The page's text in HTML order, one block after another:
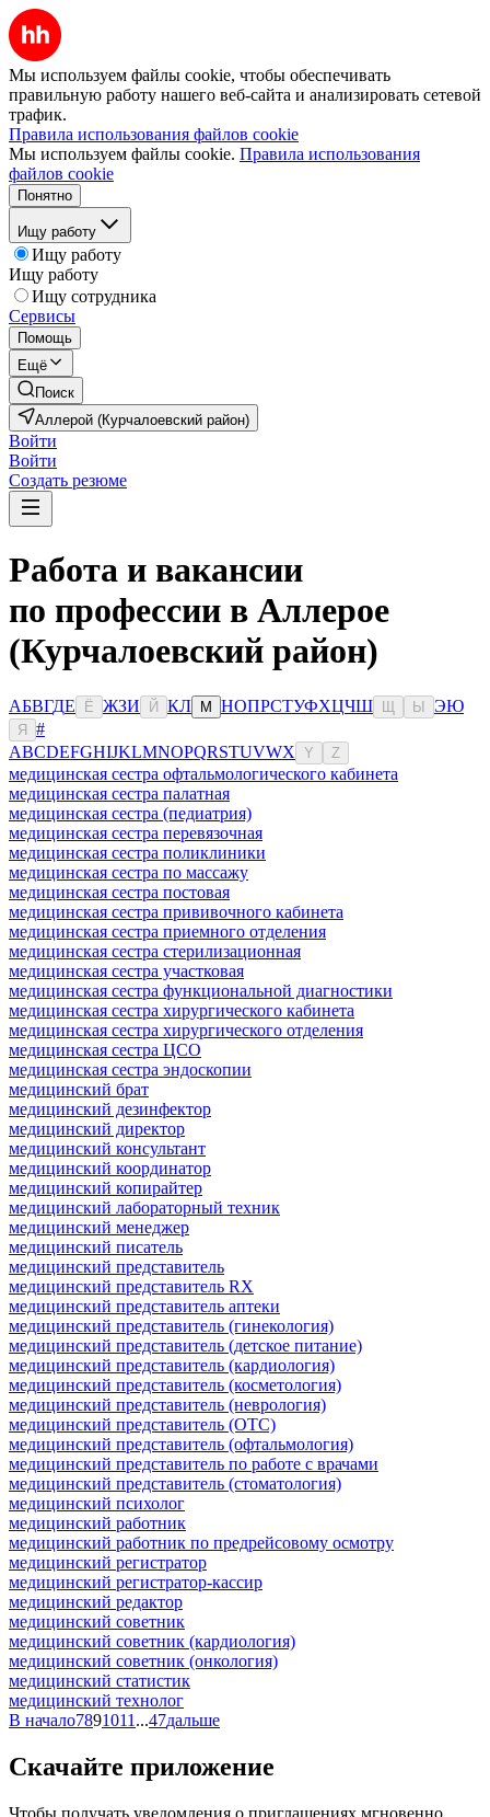
Мы используем файлы cookie, чтобы обеспечивать
правильную работу нашего веб-сайта и анализировать сетевой
трафик.
Правила использования файлов cookie
Мы используем файлы cookie. Правила использования
файлов cookie
Понятно
Ищу работу
Ищу работу
Ищу работу
Ищу сотрудника
Сервисы
Помощь
Ещё
Поиск
Аллерой (Курчалоевский район)
Войти
Войти
Создать резюме
Работа и вакансии
по профессии в Аллерое
(Курчалоевский район)
АБВГДЕ Ё ЖЗИ Й КЛ М НОПРСТУФХЦЧШ Ы ЭЮ
Я
#
ABCDEFGHIJKLMNOPQRSTUVWX Y Z
медицинская сестра офтальмологического кабинета
медицинская сестра палатная
медицинская сестра (педиатрия)
медицинская сестра перевязочная
медицинская сестра поликлиники
медицинская сестра по массажу
медицинская сестра постовая
медицинская сестра прививочного кабинета
медицинская сестра приемного отделения
медицинская сестра стерилизационная
медицинская сестра участковая
медицинская сестра функциональной диагностики
медицинская сестра хирургического кабинета
медицинская сестра хирургического отделения
медицинская сестра ЦСО
медицинская сестра эндоскопии
медицинский брат
медицинский дезинфектор
медицинский директор
медицинский консультант
медицинский координатор
медицинский копирайтер
медицинский лабораторный техник
медицинский менеджер
медицинский писатель
медицинский представитель
медицинский представитель RX
медицинский представитель аптеки
медицинский представитель (гинекология)
медицинский представитель (детское питание)
медицинский представитель (кардиология)
медицинский представитель (косметология)
медицинский представитель (неврология)
медицинский представитель (ОТС)
медицинский представитель (офтальмология)
медицинский представитель по работе с врачами
медицинский представитель (стоматология)
медицинский психолог
медицинский работник
медицинский работник по предрейсовому осмотру
медицинский регистратор
медицинский регистратор-кассир
медицинский редактор
медицинский советник
медицинский советник (кардиология)
медицинский советник (онкология)
медицинский статистик
медицинский технолог
В начало7891011 ...47дальше
Скачайте приложение
Чтобы получать уведомления о приглашениях мгновенно